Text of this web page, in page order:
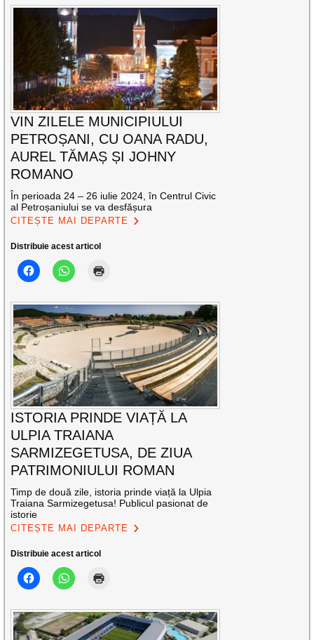
VIN ZILELE MUNICIPIULUI
PETROȘANI, CU OANA RADU,
AUREL TĂMAȘ ȘI JOHNY
ROMANO
În perioada 24 – 26 iulie 2024, în Centrul Civic
al Petroșaniului se va desfășura
CITEȘTE MAI DEPARTE
Distribuie acest articol
ISTORIA PRINDE VIAȚĂ LA
ULPIA TRAIANA
SARMIZEGETUSA, DE ZIUA
PATRIMONIULUI ROMAN
Timp de două zile, istoria prinde viață la Ulpia
Traiana Sarmizegetusa! Publicul pasionat de
istorie
CITEȘTE MAI DEPARTE
Distribuie acest articol